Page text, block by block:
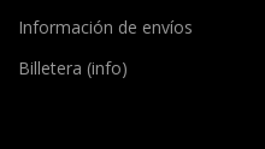
Información de envíos
Billetera (info)